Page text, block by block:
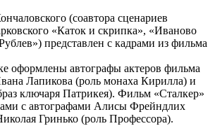
(соавтора сценариев
«Каток и скрипка», «Иваново
представлен с кадрами из фильма
оформлены автографы актеров фильма
Лапикова (роль монаха Кирилла) и
ключаря Патрикея). Фильм «Сталкер»
с автографами Алисы Фрейндлих
Гринько (роль Профессора).